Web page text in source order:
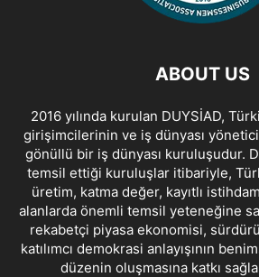
ABOUT US
2016 yılında kurulan DUYSİAD,
girişimcilerinin ve iş dünyası
gönüllü bir iş dünyası kuruluşudur.
temsil ettiği kuruluşlar itibariyle,
üretim, katma değer, kayıtlı
alanlarda önemli temsil yeteneğine
rekabetçi piyasa ekonomisi,
katılımcı demokrasi anlayışının
düzenin oluşmasına katkı